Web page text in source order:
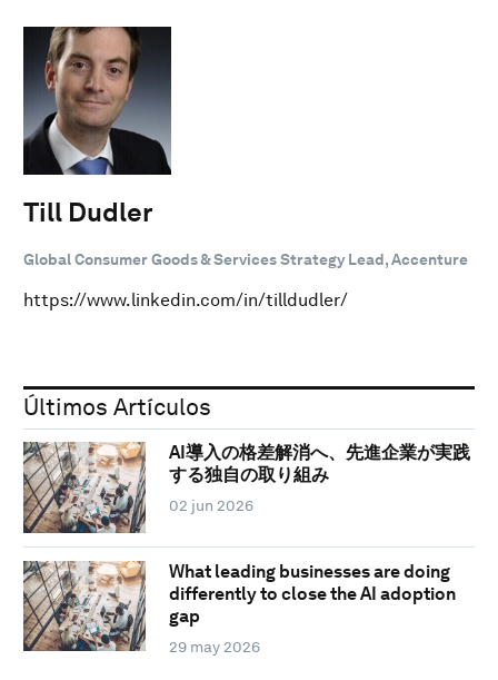
Till Dudler
Global Consumer Goods & Services Strategy Lead, Accenture
https://www.linkedin.com/in/tilldudler/
Últimos Artículos
AI導入の格差解消へ、先進企業が実践
する独自の取り組み
02 jun 2026
What leading businesses are doing
differently to close the AI adoption
gap
29 may 2026